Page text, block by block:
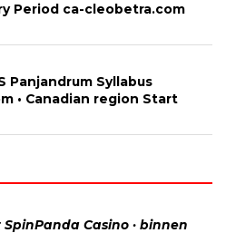
Period ca-cleobetra.com
Panjandrum Syllabus
• Canadian region Start
Casino · binnen